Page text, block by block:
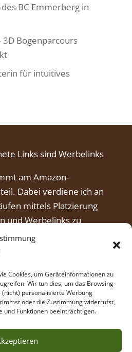
Cookies, um Geräteinformationen zu
Wir tun dies, um das Browsing-
personalisierte Werbung
oder die Zustimmung widerrufst,
und Funktionen beeinträchtigen.
BC Emmerberg in
Bogenparcours
für intuitives
Links sind Werbelinks
am Amazon-
Dabei verdiene ich an
mittels Platzierung
und Werbelinks zu